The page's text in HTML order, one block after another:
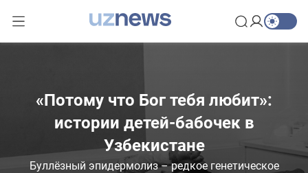
«Потому что Бог тебя любит»:
истории детей-бабочек в
Узбекистане
Буллёзный эпидермолиз – редкое генетическое